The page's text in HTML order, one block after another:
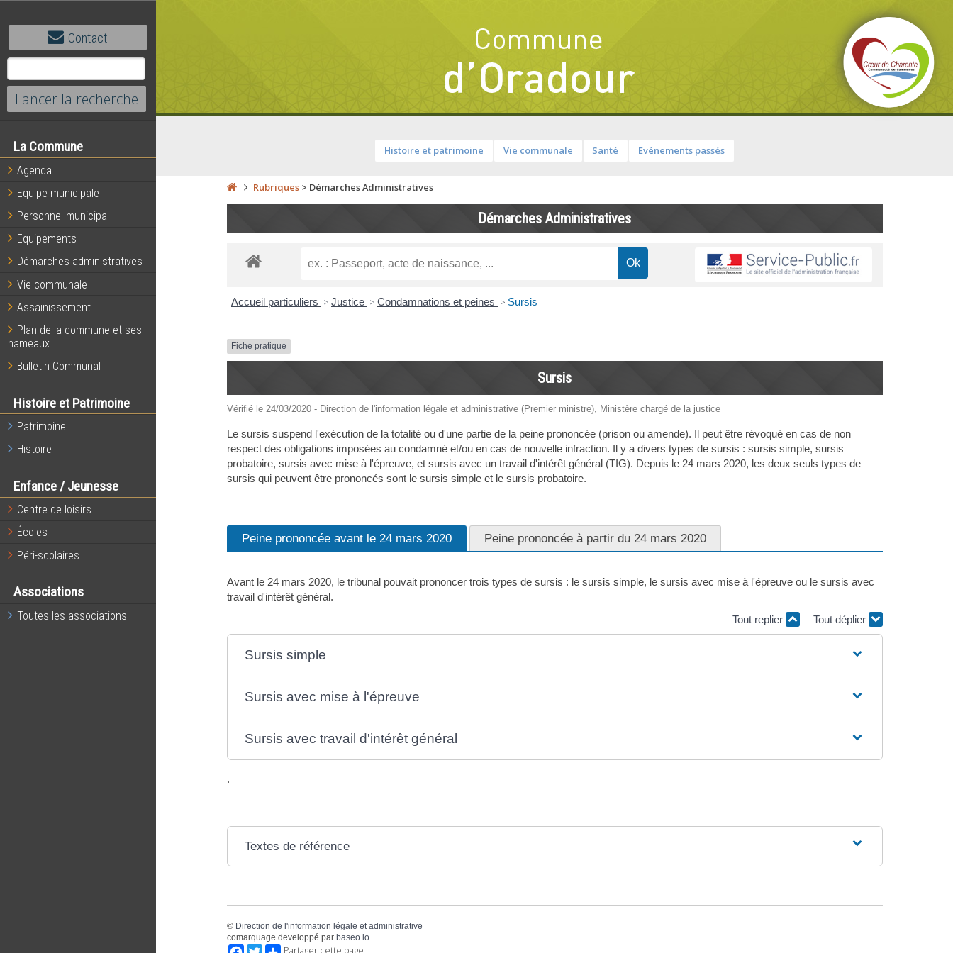
Contact
La Commune
Agenda
Equipe municipale
Personnel municipal
Equipements
Démarches administratives
Vie communale
Assainissement
Plan de la commune et ses
hameaux
Bulletin Communal
Histoire et Patrimoine
Patrimoine
Histoire
Enfance / Jeunesse
Centre de loisirs
Écoles
Péri-scolaires
Associations
Toutes les associations
Histoire et patrimoine Vie communale Santé Evénements passés
Rubriques> Démarches Administratives
Démarches Administratives
Accueil particuliers > Justice > Condamnations et peines > Sursis
Fiche pratique
Sursis
Vérifié le 24/03/2020 - Direction de l'information légale et administrative (Premier ministre), Ministère chargé de la justice
Le sursis suspend l'exécution de la totalité ou d'une partie de la peine prononcée (prison ou amende). Il peut être révoqué en cas de non
respect des obligations imposées au condamné et/ou en cas de nouvelle infraction. Il y a divers types de sursis : sursis simple, sursis
probatoire, sursis avec mise à l'épreuve, et sursis avec un travail d'intérêt général (TIG). Depuis le 24 mars 2020, les deux seuls types de
sursis qui peuvent être prononcés sont le sursis simple et le sursis probatoire.
Peine prononcée avant le 24 mars 2020 Peine prononcée à partir du 24 mars 2020
Avant le 24 mars 2020, le tribunal pouvait prononcer trois types de sursis : le sursis simple, le sursis avec mise à l'épreuve ou le sursis avec
travail d'intérêt général.
Tout replier
Tout déplier
Sursis simple
Sursis avec mise à l'épreuve
Sursis avec travail d'intérêt général
.
Textes de référence
© Direction de l'information légale et administrative
comarquage developpé par baseo.io
FacebookTwitterPartager cette page